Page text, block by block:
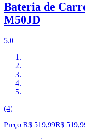
Bateria de
M50JD
5.0
(4)
Preço R$ 519,99R$ 519,